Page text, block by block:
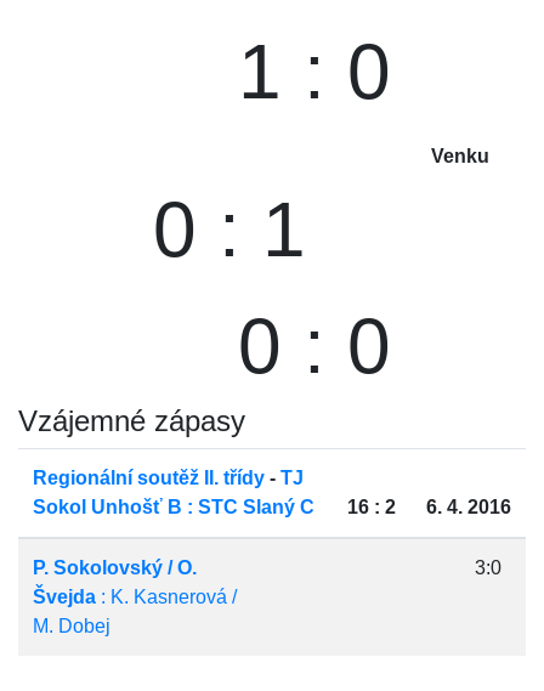
1 : 0
Venku
0 : 1
0 : 0
Vzájemné zápasy
Regionální soutěž II. třídy - TJ
Sokol Unhošť B : STC Slaný C
16 : 2 6. 4. 2016
P. Sokolovský / O.
Švejda : K. Kasnerová /
M. Dobej
3:0